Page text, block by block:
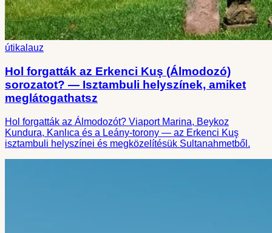
útikalauz
Hol forgatták az Erkenci Kuş (Álmodozó)
sorozatot? — Isztambuli helyszínek, amiket
meglátogathatsz
Hol forgatták az Álmodozót? Viaport Marina, Beykoz
Kundura, Kanlıca és a Leány-torony — az Erkenci Kuş
isztambuli helyszínei és megközelítésük Sultanahmetből.